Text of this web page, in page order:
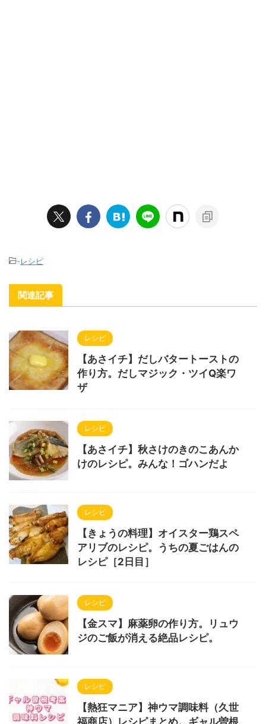
-レシピ
関連記事
レシピ
【あさイチ】だしバタートーストの
作り方。だしマジック・ツイQ楽ワ
ザ
レシピ
【あさイチ】秋さけのきのこあんか
けのレシピ。みんな！ゴハンだよ
レシピ
【きょうの料理】オイスター鶏スペ
アリブのレシピ。うちの夏ごはんの
レシピ［2日目］
レシピ
【金スマ】麻薬卵の作り方。リュウ
ジのご飯が消える絶品レシピ。
レシピ
【熱狂マニア】神ウマ調味料（久世
福商店）レシピまとめ。ギャル曽根